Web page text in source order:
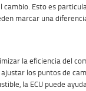
Esto es
marcar una
la eficiencia del
los puntos de
la ECU puede